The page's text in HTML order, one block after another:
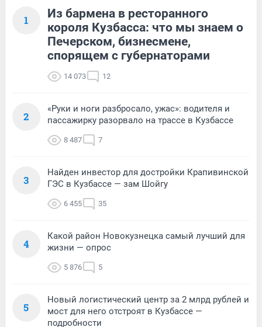
1
Из бармена в ресторанного
короля Кузбасса: что мы знаем о
Печерском, бизнесмене,
спорящем с губернаторами
14 073 12
2
«Руки и ноги разбросало, ужас»: водителя и
пассажирку разорвало на трассе в Кузбассе
8 487 7
3
Найден инвестор для достройки Крапивинской
ГЭС в Кузбассе — зам Шойгу
6 455 35
4
Какой район Новокузнецка самый лучший для
жизни — опрос
5 876 5
5
Новый логистический центр за 2 млрд рублей и
мост для него отстроят в Кузбассе —
подробности